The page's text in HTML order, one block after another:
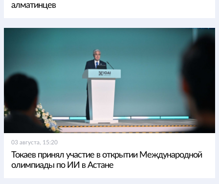
алматинцев
03 августа, 15:20
Токаев принял участие в открытии Международной
олимпиады по ИИ в Астане